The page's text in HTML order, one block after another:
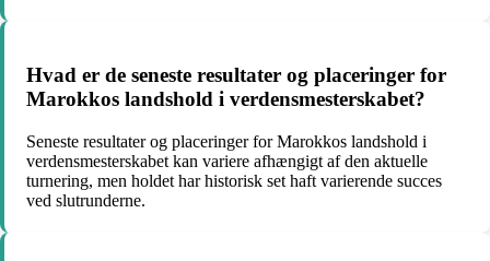
Hvad er de seneste resultater og placeringer for
Marokkos landshold i verdensmesterskabet?
Seneste resultater og placeringer for Marokkos landshold i
verdensmesterskabet kan variere afhængigt af den aktuelle
turnering, men holdet har historisk set haft varierende succes
ved slutrunderne.